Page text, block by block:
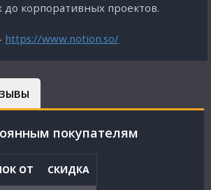
до корпоративных проектов.
https://www.notion.so/
покупателям
ОТ СКИДКА